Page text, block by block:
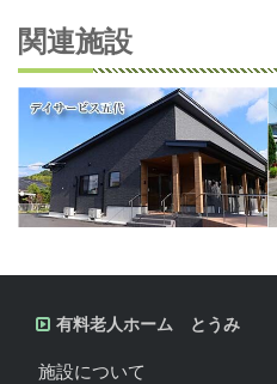
関連施設
有料老人ホーム とうみ
施設について